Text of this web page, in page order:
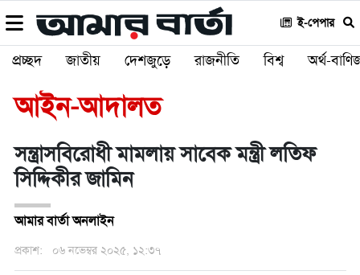
ই-পেপার
প্রচ্ছদ জাতীয় দেশজুড়ে রাজনীতি বিশ্ব অর্থ-
আইন-আদালত
সন্ত্রাসবিরোধী মামলায় সাবেক মন্ত্রী লতিফ
সিদ্দিকীর জামিন
আমার বার্তা অনলাইন
প্রকাশ: ০৬ নভেম্বর ২০২৫, ১২:৩৭